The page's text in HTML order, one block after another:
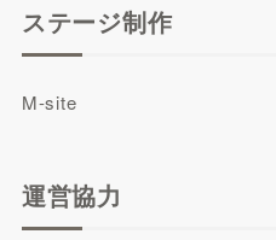
ステージ制作
M-site
運営協力